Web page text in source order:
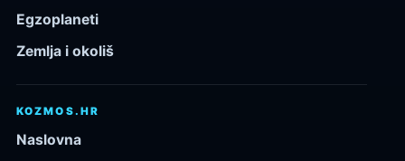
Egzoplaneti
Zemlja i okoliš
KOZMOS.HR
Naslovna